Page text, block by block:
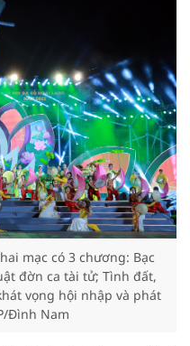
mạc có 3 chương: Bạc
đờn ca tài tử; Tình đất,
vọng hội nhập và phát
Đình Nam